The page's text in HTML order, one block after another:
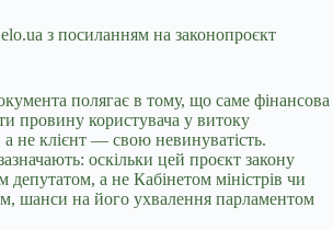
з посиланням на законопроєкт
полягає в тому, що саме фінансова
провину користувача у витоку
не клієнт — свою невинуватість.
оскільки цей проєкт закону
а не Кабінетом міністрів чи
шанси на його ухвалення парламентом